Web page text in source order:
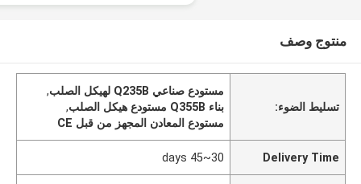
منتوج وصف
تسليط الضوء:
مستودع صناعي Q235B لهيكل الصلب
,
بناء Q355B مستودع هيكل الصلب
,
مستودع المعادن المجهز من قبل CE
Delivery Time
30~45 days